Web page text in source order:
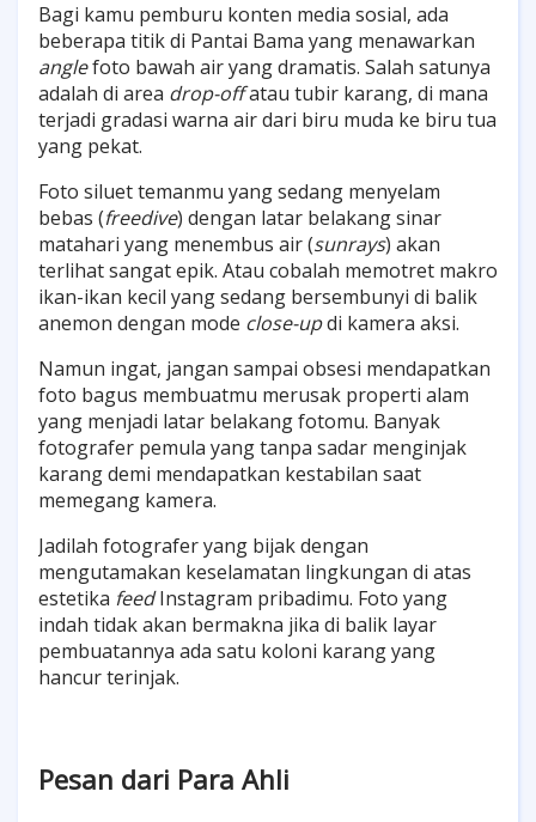
Bagi kamu pemburu konten media sosial, ada
beberapa titik di Pantai Bama yang menawarkan
anglefoto bawah air yang dramatis. Salah satunya
adalah di area drop-offatau tubir karang, di mana
terjadi gradasi warna air dari biru muda ke biru tua
yang pekat.
Foto siluet temanmu yang sedang menyelam
bebas (freedive) dengan latar belakang sinar
matahari yang menembus air (sunrays) akan
terlihat sangat epik. Atau cobalah memotret makro
ikan-ikan kecil yang sedang bersembunyi di balik
anemon dengan mode close-updi kamera aksi.
Namun ingat, jangan sampai obsesi mendapatkan
foto bagus membuatmu merusak properti alam
yang menjadi latar belakang fotomu. Banyak
fotografer pemula yang tanpa sadar menginjak
karang demi mendapatkan kestabilan saat
memegang kamera.
Jadilah fotografer yang bijak dengan
mengutamakan keselamatan lingkungan di atas
estetika feedInstagram pribadimu. Foto yang
indah tidak akan bermakna jika di balik layar
pembuatannya ada satu koloni karang yang
hancur terinjak.
Pesan dari Para Ahli